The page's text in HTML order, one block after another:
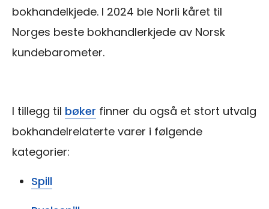
bokhandelkjede. I 2024 ble Norli kåret til
Norges beste bokhandlerkjede av Norsk
kunde­barometer.
I tillegg til bøker finner du også et stort utvalg
bokhandelrelaterte varer i følgende
kategorier:
Spill